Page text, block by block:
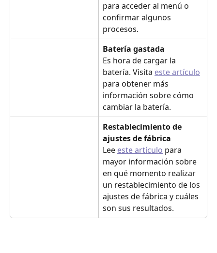
para acceder al menú o
confirmar algunos
procesos.
Batería gastada
Es hora de cargar la
batería. Visita este artículo
para obtener más
información sobre cómo
cambiar la batería.
Restablecimiento de
ajustes de fábrica
Lee este artículo para
mayor información sobre
en qué momento realizar
un restablecimiento de los
ajustes de fábrica y cuáles
son sus resultados.